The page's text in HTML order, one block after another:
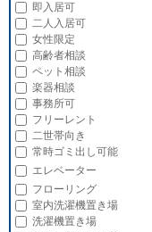
即入居可
二人入居可
女性限定
高齢者相談
ペット相談
楽器相談
事務所可
フリーレント
二世帯向き
常時ゴミ出し可能
エレベーター
フローリング
室内洗濯機置き場
洗濯機置き場